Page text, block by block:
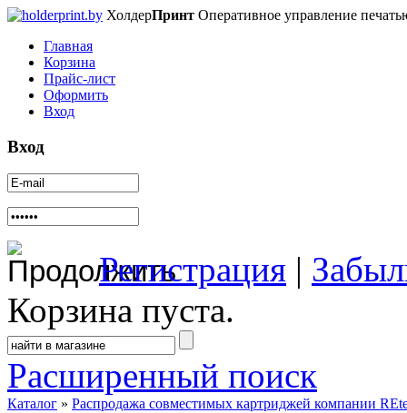
ХолдерПринт Оперативное управление
Главная
Корзина
Прайс-лист
Оформить
Вход
Вход
Регистрация |
Корзина пуста.
Расширенный поиск
Каталог » Распродажа совместимых картриджей компании